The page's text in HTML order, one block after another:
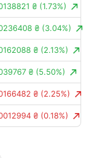
₽ (0.46%)
₽ (4.46%)
₽ (0.73%)
₽ (0.12%)
₽ (3.42%)
₽ (1.96%)
₴ (1.73%)
₴ (3.04%)
₴ (2.13%)
₴ (5.50%)
₴ (2.25%)
₴ (0.18%)